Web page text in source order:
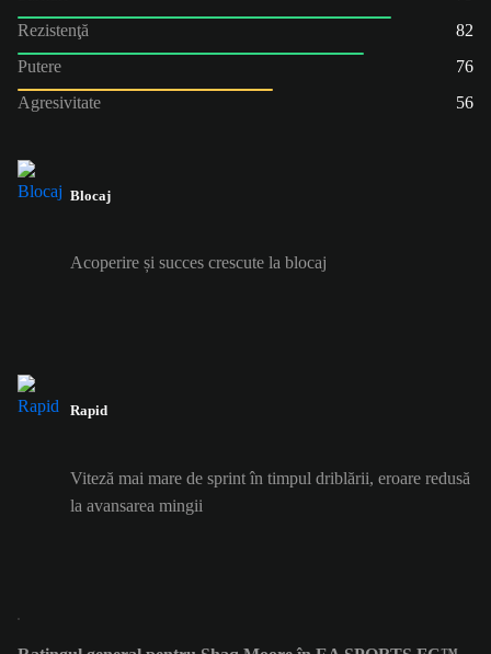
Rezistenţă
82
Putere
76
Agresivitate
56
Blocaj
Acoperire și succes crescute la blocaj
Rapid
Viteză mai mare de sprint în timpul driblării, eroare redusă
la avansarea mingii